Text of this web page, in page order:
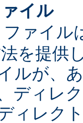
イル
ファイル
を提供
ルが、
ディレ
ィレク